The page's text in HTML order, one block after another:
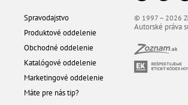
Spravodajstvo
Produktové oddelenie
Obchodné oddelenie
Katalógové oddelenie
Marketingové oddelenie
Máte pre nás tip?
© 1997 – 2026
Autorské práva